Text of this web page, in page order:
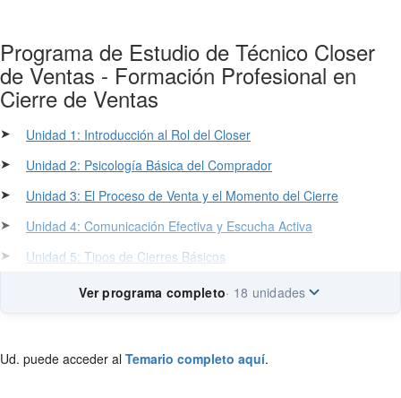
Programa de Estudio de Técnico Closer
de Ventas - Formación Profesional en
Cierre de Ventas
➤
Unidad 1: Introducción al Rol del Closer
➤
Unidad 2: Psicología Básica del Comprador
➤
Unidad 3: El Proceso de Venta y el Momento del Cierre
➤
Unidad 4: Comunicación Efectiva y Escucha Activa
➤
Unidad 5: Tipos de Cierres Básicos
Ver programa completo· 18 unidades
Ud. puede acceder al Temario completo aquí.